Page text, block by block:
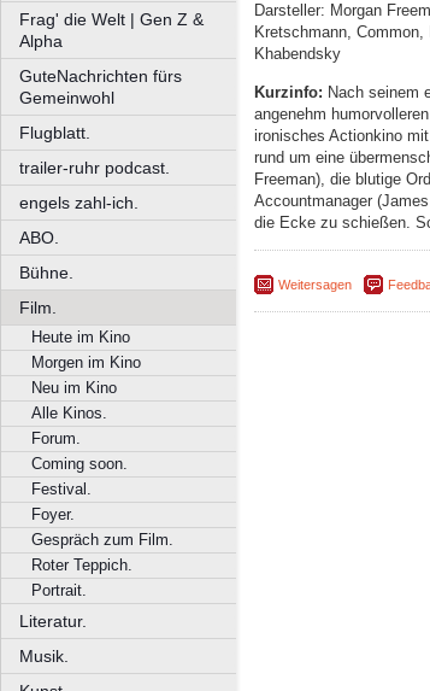
Frag' die Welt | Gen Z &
Alpha
GuteNachrichten fürs
Gemeinwohl
Flugblatt.
trailer-ruhr podcast.
engels zahl-ich.
ABO.
Bühne.
Film.
Heute im Kino
Morgen im Kino
Neu im Kino
Alle Kinos.
Forum.
Coming soon.
Festival.
Foyer.
Gespräch zum Film.
Roter Teppich.
Portrait.
Literatur.
Musik.
Darsteller: Morgan
Kretschmann,
Khabendsky
Kurzinfo: Nach seinem
angenehm
ironisches Actionkino mit
rund um eine
Freeman), die blutige
Accountmanager
die Ecke zu schießen.
Weitersagen